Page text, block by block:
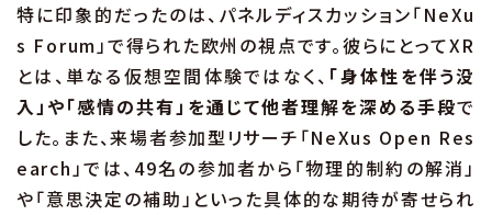
特に印象的だったのは、パネルディスカッション「NeXu
s Forum」で得られた欧州の視点です。彼らにとってXR
とは、単なる仮想空間体験ではなく、 「身体性を伴う没
入」や「感情の共有」を通じて他者理解を深める手段で
した。また、来場者参加型リサーチ「NeXus Open Res
earch」では、49名の参加者から「物理的制約の解消」
や「意思決定の補助」といった具体的な期待が寄せられ